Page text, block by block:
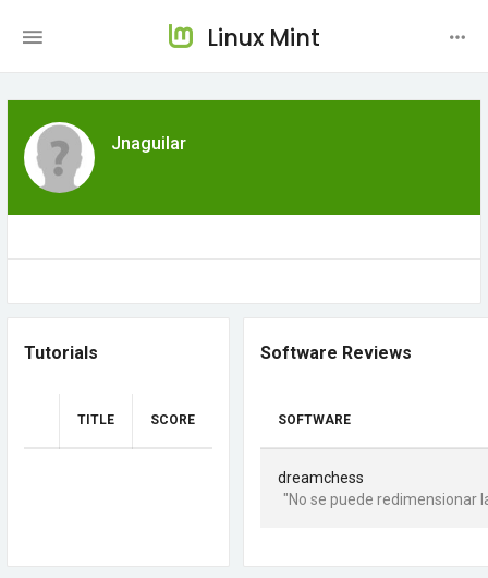
Linux Mint
Jnaguilar
Tutorials
TITLE SCORE
Software Reviews
SOFTWARE
dreamchess
"No se puede redimensionar